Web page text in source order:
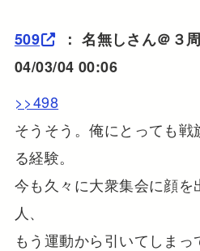
509 ：名無しさん＠３
04/03/04 00:06
>>498
そうそう。俺にとっても
る経験。
今も久々に大衆集会に顔を
人、
もう運動から引いてしま